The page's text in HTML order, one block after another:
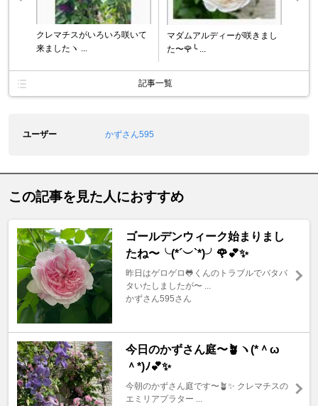
クレマチスがいろいろ咲いて
来ましたヽ ...
マダムアルディーが咲きまし
た〜🌹╰ ...
記事一覧
ユーザー かずさん595
この記事を見た人におすすめ
ゴールデンウィーク始まりまし
たね〜╰(*´︶`*)╯🌹💕✨
昨日はゲロゲロ🐸くんのトラブルでバタバ
タいたしましたが〜 ...
かずさん595さん
今日のかずさん庭〜🪴ヽ(*＾ω
＾*)ﾉ💕✨
今朝のかずさん庭です〜🪴✨ クレマチスの
エミリアプラター ...